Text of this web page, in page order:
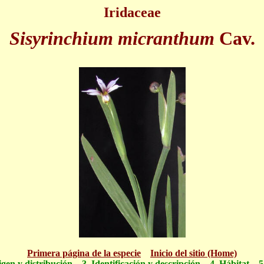
Iridaceae
Sisyrinchium micranthum Cav.
Primera página de la especie
Inicio del sitio (Home)